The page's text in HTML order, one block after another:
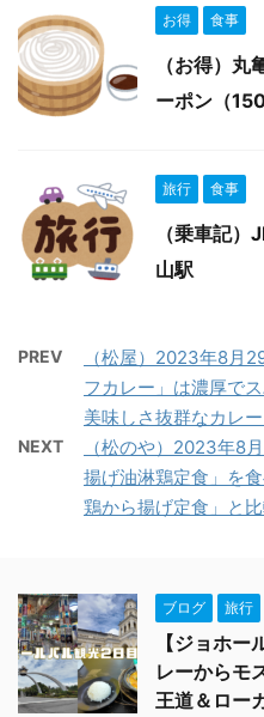
お得 食事
（お得）
ーポン（
旅行 食事
（乗車記
山駅
PREV
（松屋）2023年8月
フカレー」は濃厚で
美味しさ抜群なカレー
NEXT
（松のや）2023年8
揚げ油淋鶏定食」を
鶏から揚げ定食」と比
ブログ 旅行
【ジョホ
レーからモ
王道＆ロー